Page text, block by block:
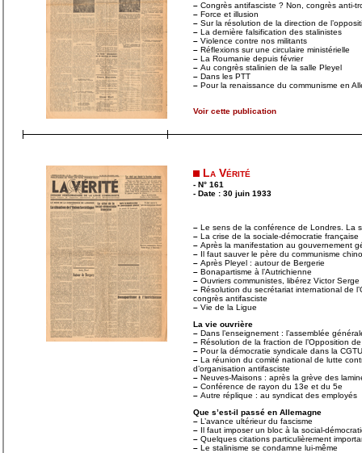
– Congrès antifasciste ? Non, congrès anti-
– Force et illusion
– Sur la résolution de la direction de
– La dernière falsification des stalinistes
– Violence contre nos militants
– Réflexions sur une circulaire ministérielle
– La Roumanie depuis février
– Au congrès stalinien de la salle Pleyel
– Dans les PTT
– Pour la renaissance du communisme en
Voir cette publication
La Vérité
- N° 161
- Date : 30 juin 1933
– Le sens de la conférence de Londres. La
– La crise de la sociale-démocratie française
– Après la manifestation au gouvernement
– Il faut sauver le père du communisme
– Après Pleyel : autour de Bergerie
– Bonapartisme à l’Autrichienne
– Ouvriers communistes, libérez Victor Serge
– Résolution du secrétariat international de
congrès antifasciste
– Vie de la Ligue
La vie ouvrière
– Dans l’enseignement : l’assemblée
– Résolution de la fraction de l’Opposition
– Pour la démocratie syndicale dans la CGTU
– La réunion du comité national de lutte
d’organisation antifasciste
– Neuves-Maisons : après la grève des
– Conférence de rayon du 13e et du 5e
– Autre réplique : au syndicat des employés
Que s’est-il passé en Allemagne
– L’avance ultérieur du fascisme
– Il faut imposer un bloc à la social-
– Quelques citations particulièrement
– Le stalinisme se condamne lui-même